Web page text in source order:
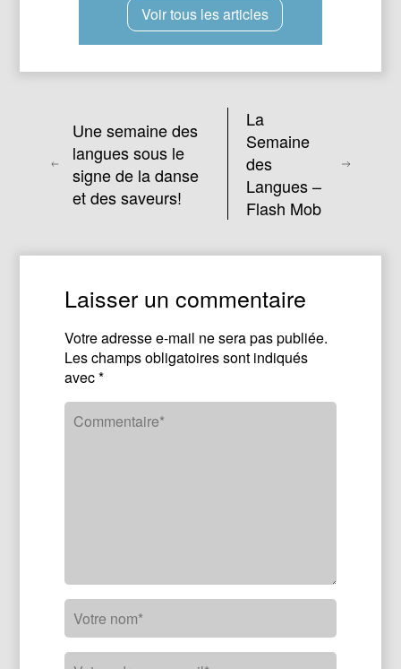
Voir tous les articles
Une semaine des
langues sous le
signe de la danse
et des saveurs!
La
Semaine
des
Langues –
Flash Mob
Laisser un commentaire
Votre adresse e-mail ne sera pas publiée.
Les champs obligatoires sont indiqués
avec*